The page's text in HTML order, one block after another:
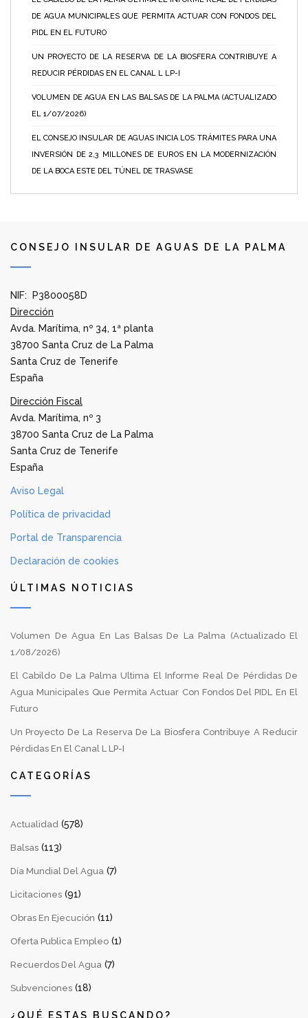
DE AGUA MUNICIPALES QUE PERMITA ACTUAR CON FONDOS DEL
PIDL EN EL FUTURO
UN PROYECTO DE LA RESERVA DE LA BIOSFERA CONTRIBUYE A
REDUCIR PÉRDIDAS EN EL CANAL L LP-I
VOLUMEN DE AGUA EN LAS BALSAS DE LA PALMA (ACTUALIZADO
EL 1/07/2026)
EL CONSEJO INSULAR DE AGUAS INICIA LOS TRÁMITES PARA UNA
INVERSIÓN DE 2,3 MILLONES DE EUROS EN LA MODERNIZACIÓN
DE LA BOCA ESTE DEL TÚNEL DE TRASVASE
CONSEJO INSULAR DE AGUAS DE LA PALMA
NIF: P3800058D
Dirección
Avda. Marítima, nº 34, 1ª planta
38700 Santa Cruz de La Palma
Santa Cruz de Tenerife
España
Dirección Fiscal
Avda. Marítima, nº 3
38700 Santa Cruz de La Palma
Santa Cruz de Tenerife
España
Aviso Legal
Política de privacidad
Portal de Transparencia
Declaración de cookies
ÚLTIMAS NOTICIAS
Volumen De Agua En Las Balsas De La Palma (Actualizado El
1/08/2026)
El Cabildo De La Palma Ultima El Informe Real De Pérdidas De
Agua Municipales Que Permita Actuar Con Fondos Del PIDL En El
Futuro
Un Proyecto De La Reserva De La Biosfera Contribuye A Reducir
Pérdidas En El Canal L LP-I
CATEGORÍAS
Actualidad (578)
Balsas (113)
Día Mundial Del Agua (7)
Licitaciones (91)
Obras En Ejecución (11)
Oferta Publica Empleo (1)
Recuerdos Del Agua (7)
Subvenciones (18)
¿QUÉ ESTAS BUSCANDO?